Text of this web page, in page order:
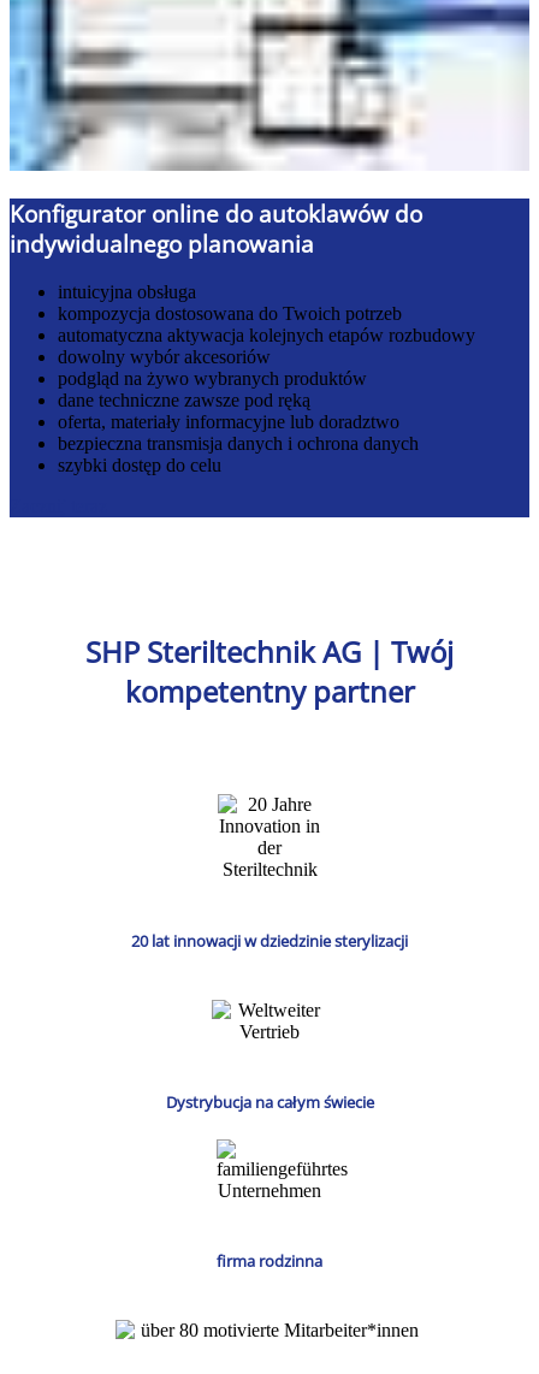
Konfigurator online do autoklawów do
indywidualnego planowania
intuicyjna obsługa
kompozycja dostosowana do Twoich potrzeb
automatyczna aktywacja kolejnych etapów rozbudowy
dowolny wybór akcesoriów
podgląd na żywo wybranych produktów
dane techniczne zawsze pod ręką
oferta, materiały informacyjne lub doradztwo
bezpieczna transmisja danych i ochrona danych
szybki dostęp do celu
SHP Steriltechnik AG | Twój
kompetentny partner
20 lat innowacji w dziedzinie sterylizacji
Dystrybucja na całym świecie
firma rodzinna